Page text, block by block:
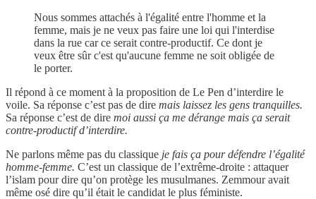
Nous sommes attachés à l'égalité entre l'homme et la
femme, mais je ne veux pas faire une loi qui l'interdise
dans la rue car ce serait contre-productif. Ce dont je
veux être sûr c'est qu'aucune femme ne soit obligée de
le porter.
Il répond à ce moment à la proposition de Le Pen d’interdire le
voile. Sa réponse c’est pas de dire mais laissez les gens tranquilles.
Sa réponse c’est de dire moi aussi ça me dérange mais ça serait
contre-productif d’interdire.
Ne parlons même pas du classique je fais ça pour défendre l’égalité
homme-femme. C’est un classique de l’extrême-droite : attaquer
l’islam pour dire qu’on protège les musulmanes. Zemmour avait
même osé dire qu’il était le candidat le plus féministe.